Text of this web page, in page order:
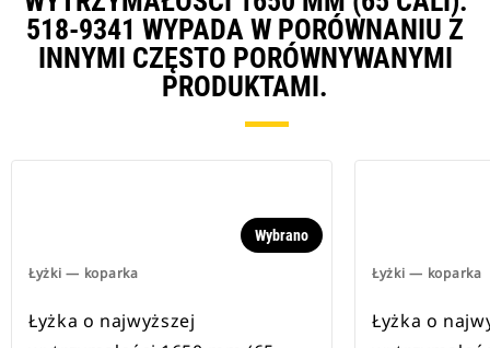
518-9341 WYPADA W PORÓWNANIU Z
INNYMI CZĘSTO PORÓWNYWANYMI
PRODUKTAMI.
Łyżki — koparka
Wybrano
Łyżka o najwyższej
Łyżki — koparka
Łyżka o